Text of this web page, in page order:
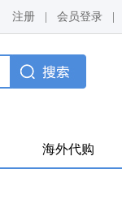
注册 会员登录
海外代购